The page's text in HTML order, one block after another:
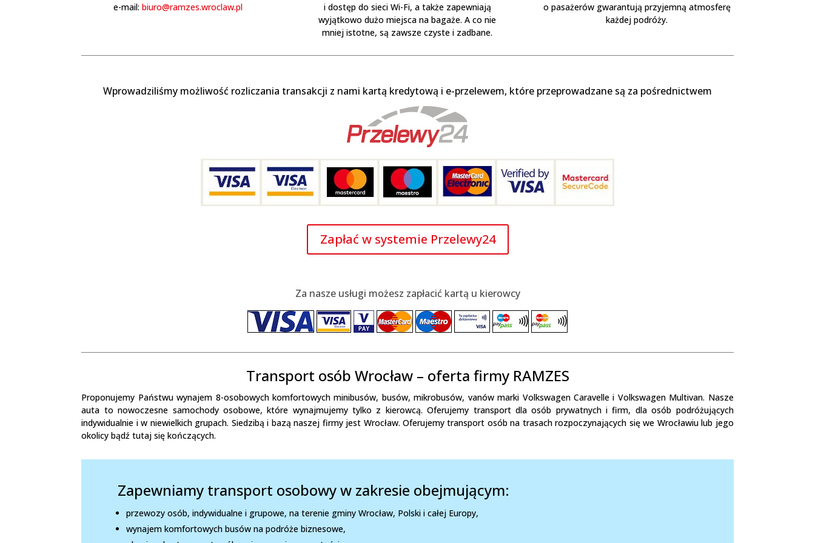
e-mail:biuro@ramzes.wroclaw.pl
i dostęp do sieci Wi-Fi, a także zapewniają
wyjątkowo dużo miejsca na bagaże. A co nie
mniej istotne, są zawsze czyste i zadbane.
o pasażerów gwarantują przyjemną atmosferę
każdej podróży.
Wprowadziliśmy możliwość rozliczania transakcji z nami kartą kredytową i e-przelewem, które przeprowadzane są za pośrednictwem
Zapłać w systemie Przelewy24
Za nasze usługi możesz zapłacić kartą u kierowcy
Transport osób Wrocław – oferta firmy RAMZES
Proponujemy Państwu wynajem 8-osobowych komfortowych minibusów, busów, mikrobusów, vanów marki Volkswagen Caravelle i Volkswagen Multivan. Nasze
auta to nowoczesne samochody osobowe, które wynajmujemy tylko z kierowcą. Oferujemy transport dla osób prywatnych i firm, dla osób podróżujących
indywidualnie i w niewielkich grupach. Siedzibą i bazą naszej firmy jest Wrocław. Oferujemy transport osób na trasach rozpoczynających się we Wrocławiu lub jego
okolicy bądź tutaj się kończących.
Zapewniamy transport osobowy w zakresie obejmującym:
przewozy osób, indywidualne i grupowe, na terenie gminy Wrocław, Polski i całej Europy,
wynajem komfortowych busów na podróże biznesowe,